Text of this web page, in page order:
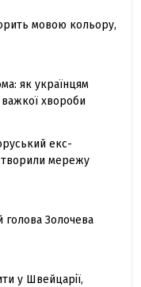
мовою кольору,
як українцям
важкої хвороби
екс-
мережу
голова Золочева
у Швейцарії,